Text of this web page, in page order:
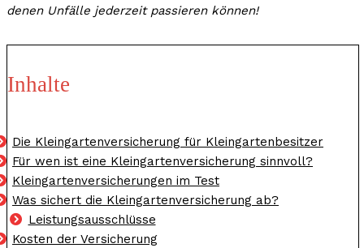
denen Unfälle jederzeit passieren können!
Inhalte
Die Kleingartenversicherung für Kleingartenbesitzer
Für wen ist eine Kleingartenversicherung sinnvoll?
Kleingartenversicherungen im Test
Was sichert die Kleingartenversicherung ab?
Leistungsausschlüsse
Kosten der Versicherung